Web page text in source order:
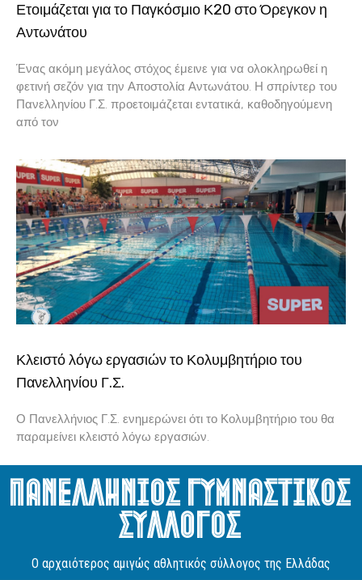
Ετοιμάζεται για το Παγκόσμιο Κ20 στο Όρεγκον η
Αντωνάτου
Ένας ακόμη μεγάλος στόχος έμεινε για να ολοκληρωθεί η
φετινή σεζόν για την Αποστολία Αντωνάτου. Η σπρίντερ του
Πανελληνίου Γ.Σ. προετοιμάζεται εντατικά, καθοδηγούμενη
από τον
Κλειστό λόγω εργασιών το Κολυμβητήριο του
Πανελληνίου Γ.Σ.
Ο Πανελλήνιος Γ.Σ. ενημερώνει ότι το Κολυμβητήριο του θα
παραμείνει κλειστό λόγω εργασιών.
Πανελληνιος Γυμναστικος
Συλλογος
O αρχαιότερος αμιγώς αθλητικός σύλλογος της Ελλάδας